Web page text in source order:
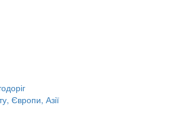
Європи, Азії